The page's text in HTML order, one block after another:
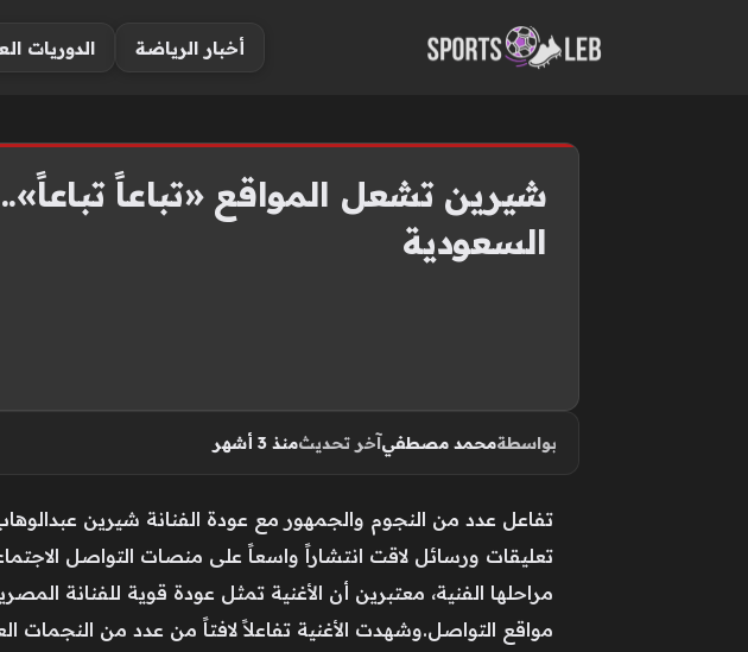
أخبار الرياضة الدوريات
شيرين تشعل المواقع «تباعاً
السعودية
بواسطةمحمد مصطفيآخر تحديثمنذ 3 أشهر
تفاعل عدد من النجوم والجمهور مع عودة الفنانة شيرين عبدالوهاب
تعليقات ورسائل لاقت انتشاراً واسعاً على منصات التواصل
مراحلها الفنية، معتبرين أن الأغنية تمثل عودة قوية للفنانة
مواقع التواصل.وشهدت الأغنية تفاعلاً لافتاً من عدد من